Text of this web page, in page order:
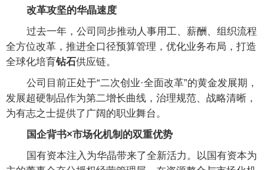
改革攻坚的华晶速度
过去一年，公司同步推动人事用工、薪酬、组织流程
全方位改革，推进全口径预算管理，优化业务布局，打造
全球化培育钻石供应链。
公司目前正处于“二次创业·全面改革”的黄金发展期，
发展超硬制品作为第二增长曲线，治理规范、战略清晰，
为有志之士提供了广阔的职业舞台。
国企背书×市场化机制的双重优势
国有资本注入为华晶带来了全新活力。以国有资本为